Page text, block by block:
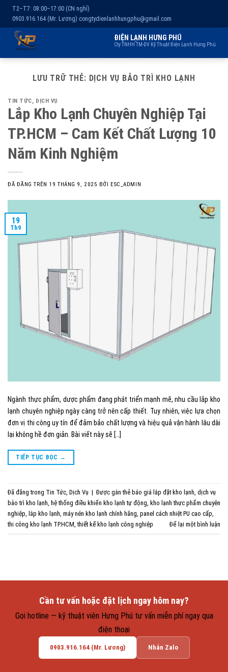
T2–T7: 08:00–17:00 (CN nghỉ)
0903.916.164 (Mr. Lương) congtydienlanhhungphu@gmail.com
ĐIỆN LẠNH HƯNG PHÚ
Cty TNHH TM-DV Kỹ Thuật Điện Lạnh Hưng Phú
dung
LƯU TRỮ THẺ: DỊCH VỤ BẢO TRÌ KHO LẠNH
TIN TỨC, DỊCH VỤ
Lắp Kho Lạnh Chuyên Nghiệp Tại
TP.HCM – Cam Kết Chất Lượng 10
Năm Kinh Nghiệm
ĐÃ ĐĂNG TRÊN 19 THÁNG 9, 2025 BỞI ESC_ADMIN
19
Th9
Ngành thực phẩm, dược phẩm đang phát triển mạnh mẽ, nhu cầu lắp kho
lạnh chuyên nghiệp ngày càng trở nên cấp thiết. Tuy nhiên, việc lựa chọn
đơn vị thi công uy tín để đảm bảo chất lượng và hiệu quả vận hành lâu dài
lại không hề đơn giản. Bài viết này sẽ […]
TIẾP TỤC ĐỌC →
Đã đăng trong Tin Tức, Dịch Vụ | Được gắn thẻ báo giá lắp đặt kho lạnh, dịch vụ
bảo trì kho lạnh, hệ thống điều khiển kho lạnh tự động, kho lạnh thực phẩm chuyên
nghiệp, lắp kho lạnh, máy nén kho lạnh chính hãng, panel cách nhiệt PU cao cấp,
thi công kho lạnh TP.HCM,thiết kế kho lạnh công nghiệp Để lại một bình luận
Cần tư vấn hoặc đặt lịch ngay hôm nay?
Gọi hotline — kỹ thuật viên Hưng Phú tư vấn miễn phí ngay qua
điện thoại
0903.916.164 (Mr. Lương) Nhắn Zalo